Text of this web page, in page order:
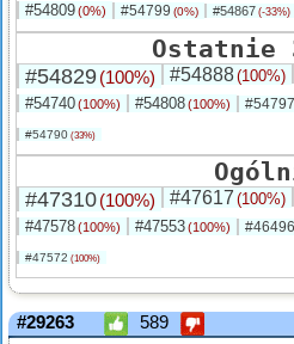
#54809(0%) #54799 (0%) #54867 (-33%)
Ostatnie
#54829(100%) #54888(100%)
#54740(100%) #54808(100%) #54797
#54790 (33%)
#47310(100%) #47617 (100%)
#47578(100%) #47553(100%) #46496
#47572 (100%)
#29263 589